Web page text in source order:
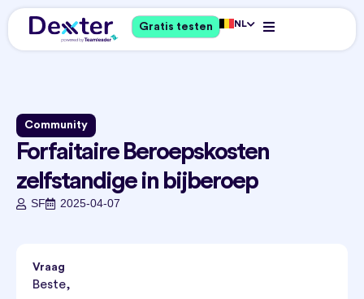
Gratis testen NL
Community
Forfaitaire Beroepskosten
zelfstandige in bijberoep
SF 2025-04-07
Vraag
Beste,